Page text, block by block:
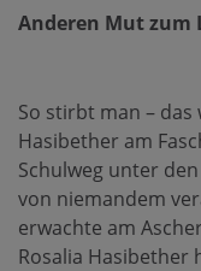
Anderen Mut zum
So stirbt man – das
Hasibether am
Schulweg unter
von niemandem
erwachte am
Rosalia Hasibether